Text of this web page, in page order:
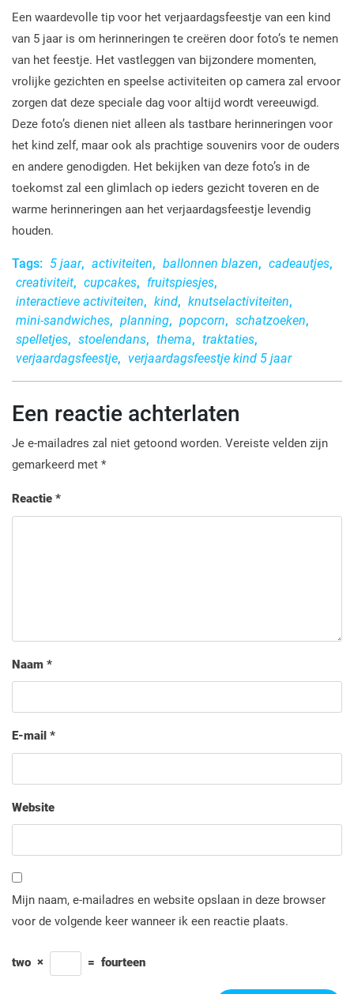
Een waardevolle tip voor het verjaardagsfeestje van een kind
van 5 jaar is om herinneringen te creëren door foto’s te nemen
van het feestje. Het vastleggen van bijzondere momenten,
vrolijke gezichten en speelse activiteiten op camera zal ervoor
zorgen dat deze speciale dag voor altijd wordt vereeuwigd.
Deze foto’s dienen niet alleen als tastbare herinneringen voor
het kind zelf, maar ook als prachtige souvenirs voor de ouders
en andere genodigden. Het bekijken van deze foto’s in de
toekomst zal een glimlach op ieders gezicht toveren en de
warme herinneringen aan het verjaardagsfeestje levendig
houden.
Tags: 5 jaar, activiteiten, ballonnen blazen, cadeautjes,
creativiteit, cupcakes, fruitspiesjes,
interactieve activiteiten, kind, knutselactiviteiten,
mini-sandwiches, planning, popcorn, schatzoeken,
spelletjes, stoelendans, thema, traktaties,
verjaardagsfeestje, verjaardagsfeestje kind 5 jaar
Een reactie achterlaten
Je e-mailadres zal niet getoond worden. Vereiste velden zijn
gemarkeerd met *
Reactie *
Naam *
E-mail *
Website
Mijn naam, e-mailadres en website opslaan in deze browser
voor de volgende keer wanneer ik een reactie plaats.
two × = fourteen